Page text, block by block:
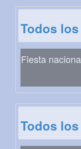
Todos
Fiesta
Todos